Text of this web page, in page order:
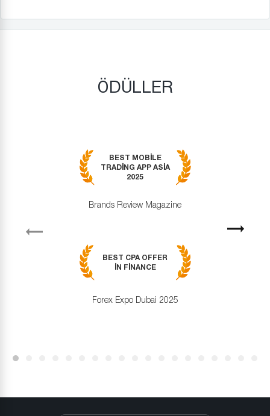
ÖDÜLLER
BEST MOBILE
TRADING APP ASIA
2025
Brands Review Magazine
BEST CPA OFFER
IN FINANCE
Forex Expo Dubai 2025
Next